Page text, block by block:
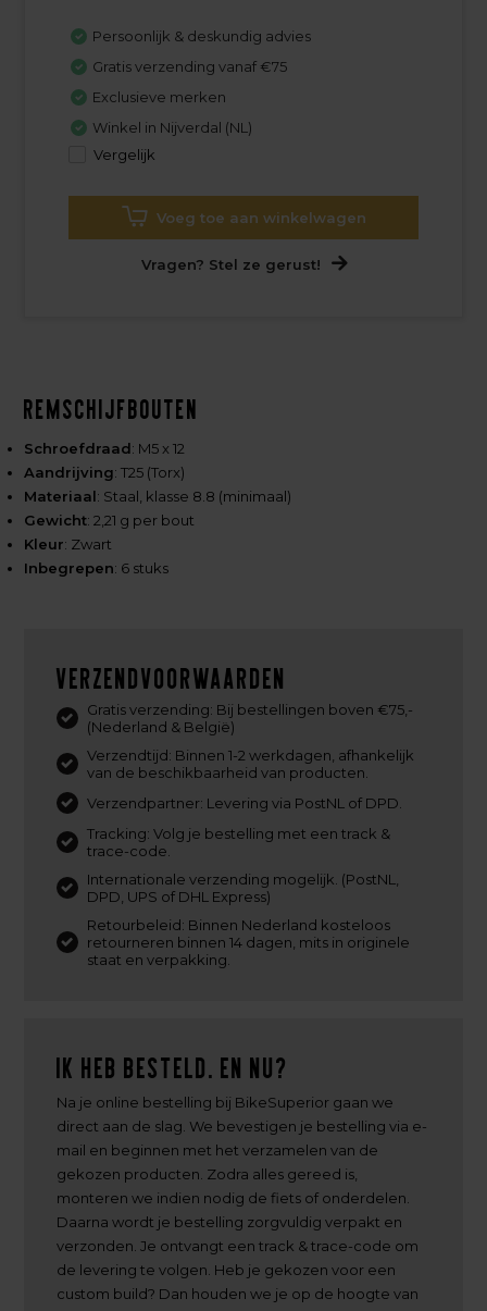
Persoonlijk & deskundig advies
Gratis verzending vanaf €75
Exclusieve merken
Winkel in Nijverdal (NL)
Vergelijk
Voeg toe aan winkelwagen
Vragen? Stel ze gerust!
Remschijfbouten
Schroefdraad: M5 x 12
Aandrijving: T25 (Torx)
Materiaal: Staal, klasse 8.8 (minimaal)
Gewicht: 2,21 g per bout
Kleur: Zwart
Inbegrepen: 6 stuks
Verzendvoorwaarden
Gratis verzending: Bij bestellingen boven €75,-
(Nederland & België)
Verzendtijd: Binnen 1-2 werkdagen, afhankelijk
van de beschikbaarheid van producten.
Verzendpartner: Levering via PostNL of DPD.
Tracking: Volg je bestelling met een track &
trace-code.
Internationale verzending mogelijk. (PostNL,
DPD, UPS of DHL Express)
Retourbeleid: Binnen Nederland kosteloos
retourneren binnen 14 dagen, mits in originele
staat en verpakking.
Ik heb besteld. En nu?
Na je online bestelling bij BikeSuperior gaan we
direct aan de slag. We bevestigen je bestelling via e-
mail en beginnen met het verzamelen van de
gekozen producten. Zodra alles gereed is,
monteren we indien nodig de fiets of onderdelen.
Daarna wordt je bestelling zorgvuldig verpakt en
verzonden. Je ontvangt een track & trace-code om
de levering te volgen. Heb je gekozen voor een
custom build? Dan houden we je op de hoogte van